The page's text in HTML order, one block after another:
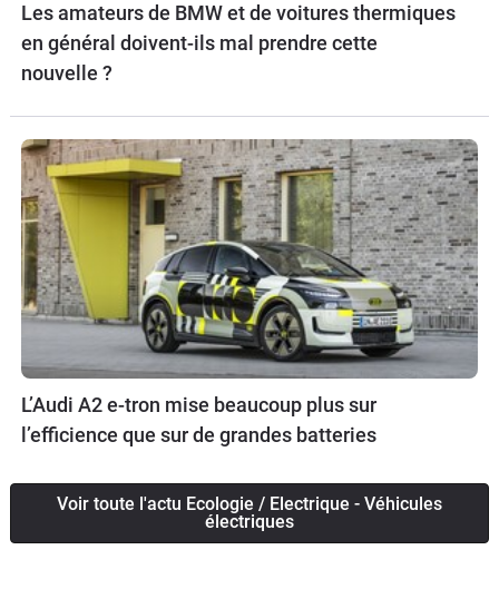
Les amateurs de BMW et de voitures thermiques
en général doivent-ils mal prendre cette
nouvelle ?
L’Audi A2 e-tron mise beaucoup plus sur
l’efficience que sur de grandes batteries
Voir toute l'actu Ecologie / Electrique - Véhicules
électriques